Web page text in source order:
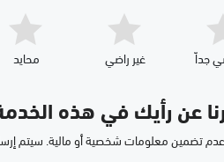
جداّ غير راضي محايد
عن رأيك في هذه
تضمين معلومات شخصية أو مالية. سيتم